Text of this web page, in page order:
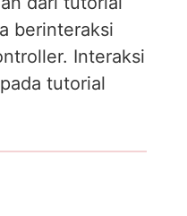
berinteraksi
Interaksi
tutorial